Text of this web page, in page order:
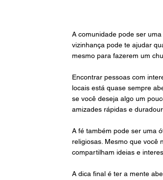
A comunidade pode ser
vizinhança pode te ajudar
mesmo para fazerem um
Encontrar pessoas com
locais está quase sempre
se você deseja algo um
amizades rápidas e
A fé também pode ser uma
religiosas. Mesmo que você
compartilham ideias e
A dica final é ter a mente